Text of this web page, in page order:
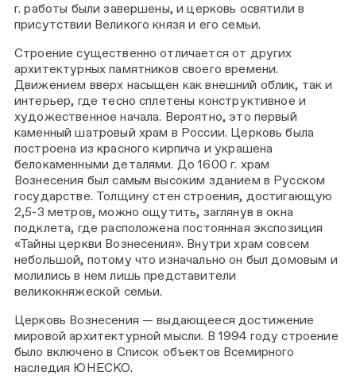
г. работы были завершены, и церковь освятили в
присутствии Великого князя и его семьи.
Строение существенно отличается от других
архитектурных памятников своего времени.
Движением вверх насыщен как внешний облик, так и
интерьер, где тесно сплетены конструктивное и
художественное начала. Вероятно, это первый
каменный шатровый храм в России. Церковь была
построена из красного кирпича и украшена
белокаменными деталями. До 1600 г. храм
Вознесения был самым высоким зданием в Русском
государстве. Толщину стен строения, достигающую
2,5-3 метров, можно ощутить, заглянув в окна
подклета, где расположена постоянная экспозиция
«Тайны церкви Вознесения». Внутри храм совсем
небольшой, потому что изначально он был домовым и
молились в нем лишь представители
великокняжеской семьи.
Церковь Вознесения — выдающееся достижение
мировой архитектурной мысли. В 1994 году строение
было включено в Список объектов Всемирного
наследия ЮНЕСКО.